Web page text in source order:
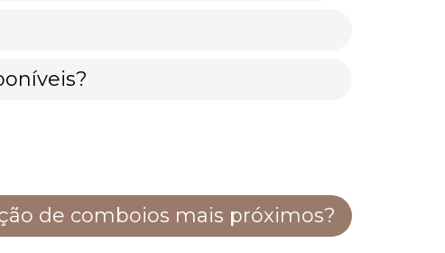
de comboios mais próximos?